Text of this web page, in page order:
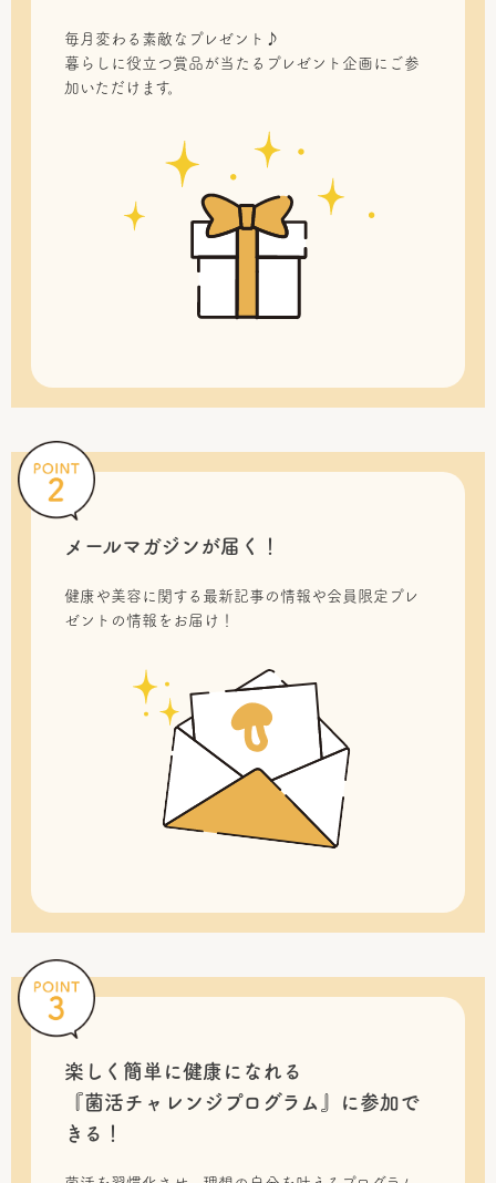
毎月変わる素敵なプレゼント♪
暮らしに役立つ賞品が当たるプレゼント企画にご参
加いただけます。
メールマガジンが届く！
健康や美容に関する最新記事の情報や会員限定プレ
ゼントの情報をお届け！
楽しく簡単に健康になれる
『菌活チャレンジプログラム』に 参加で
きる！